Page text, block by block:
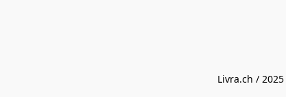
Livra.ch / 2025